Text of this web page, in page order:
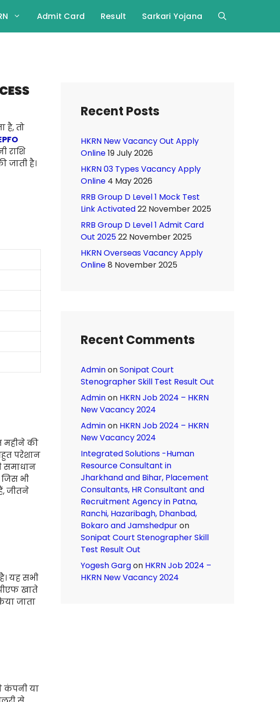
Admit Card Result Sarkari Yojana
है, तो
राशि
जाती है।
महीने की
परेशान
समाधान
जिस भी
जीतने
यह सभी
खाते
जाता
कंपनी या
Recent Posts
HKRN New Vacancy Out Apply
Online19 July 2026
HKRN 03 Types Vacancy Apply
Online 4 May 2026
RRB Group D Level 1 Mock Test
Link Activated22 November 2025
RRB Group D Level 1 Admit Card
Out 202522 November 2025
HKRN Overseas Vacancy Apply
Online8 November 2025
Recent Comments
AdminonSonipat Court
Stenographer Skill Test Result Out
Adminon HKRN Job 2024 – HKRN
New Vacancy 2024
Adminon HKRN Job 2024 – HKRN
New Vacancy 2024
Integrated Solutions -Human
Resource Consultant in
Jharkhand and Bihar, Placement
Consultants, HR Consultant and
Recruitment Agency in Patna,
Ranchi, Hazaribagh, Dhanbad,
Bokaro and Jamshedpuron
Sonipat Court Stenographer Skill
Test Result Out
Yogesh Gargon HKRN Job 2024 –
HKRN New Vacancy 2024